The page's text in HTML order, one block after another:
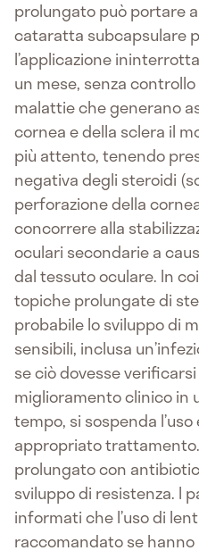
prolungato può portare
cataratta subcapsulare
l’applicazione
un mese, senza
malattie che generano
cornea e della sclera il
più attento, tenendo
negativa degli steroidi
perforazione della
concorrere alla
oculari secondarie a
dal tessuto oculare. In
topiche prolungate di
probabile lo sviluppo di
sensibili, inclusa
se ciò dovesse
miglioramento clinico in
tempo, si sospenda
appropriato
prolungato con
sviluppo di resistenza. I
informati che l’uso di
raccomandato se hanno